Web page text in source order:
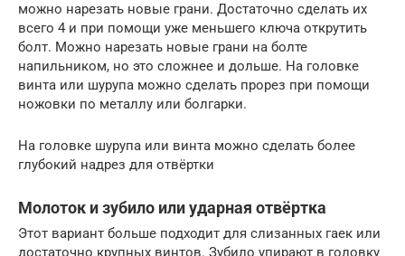
можно нарезать новые грани. Достаточно сделать их
всего 4 и при помощи уже меньшего ключа открутить
болт. Можно нарезать новые грани на болте
напильником, но это сложнее и дольше. На головке
винта или шурупа можно сделать прорез при помощи
ножовки по металлу или болгарки.
На головке шурупа или винта можно сделать более
глубокий надрез для отвёртки
Молоток и зубило или ударная отвёртка
Этот вариант больше подходит для слизанных гаек или
достаточно крупных винтов. Зубило упирают в головку